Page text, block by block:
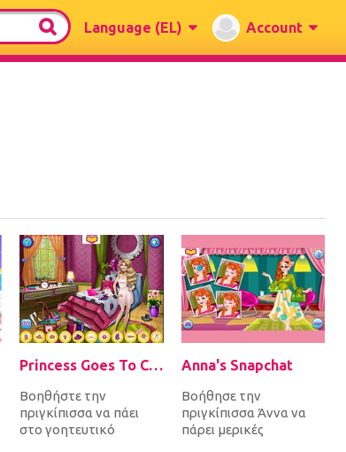
Language (EL) Account
Princess Goes To Charm School
Βοηθήστε την
πριγκίπισσα να πάει
στο γοητευτικό
Anna's Snapchat
Βοήθησε την
πριγκίπισσα Άννα να
πάρει μερικές